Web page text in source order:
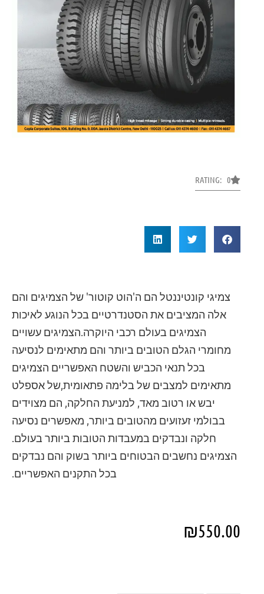
RATING: 0
צמיגי קונטיננטל הם ה'הוט קוטור' של הצמיגים והם
אלה המציבים את הסטנדרטיים בכל הנוגע לאיכות
הצמיגים בעולם רכבי היוקרה.הצמיגים עשויים
מחומרי הגלם הטובים ביותר והם מתאימים לנסיעה
בכל תנאי הכביש והשטח האפשריים הצמיגים
מתאימים למצבים של בלימה פתאומית,של אספלט
יבש או רטוב מאד, למניעת החלקה, הם מצוידים
בבולמי זעזועים מהטובים ביותר, מאפשרים נסיעה
חלקה ונבדקים במעבדות הטובות ביותר בעולם.
הצמיגים נחשבים הבטוחים ביותר בשוק והם נבדקים
בכל התקנים האפשריים.
₪550.00